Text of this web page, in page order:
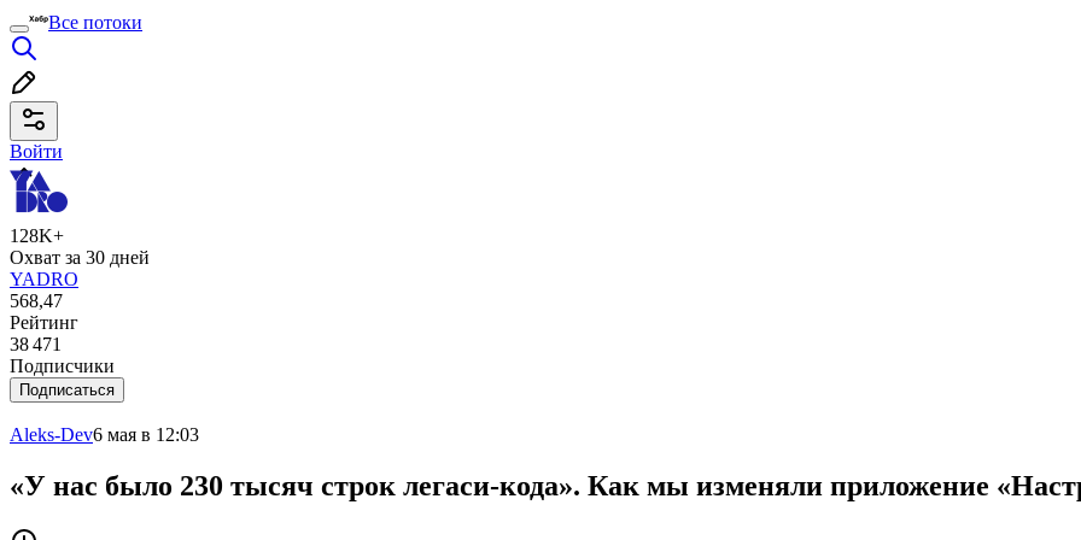
Все потоки
Войти
128K+
Охват за 30 дней
YADRO
568,47
Рейтинг
38 471
Подписчики
Подписаться
Aleks-Dev6 мая в 12:03
«У нас было 230 тысяч строк легаси-кода». Как мы изменяли приложение